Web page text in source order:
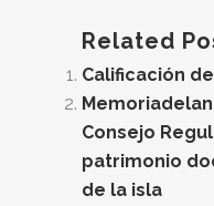
Related
Calificación
Consejo
patrimonio
de la isla